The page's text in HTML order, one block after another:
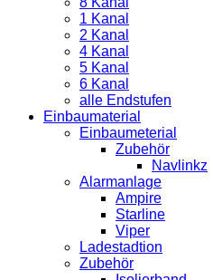
1 Kanal
2 Kanal
4 Kanal
5 Kanal
6 Kanal
alle Endstufen
Einbaumaterial
Einbaumeterial
Zubehör
Navlinkz
Alarmanlage
Ampire
Starline
Viper
Ladestadtion
Zubehör